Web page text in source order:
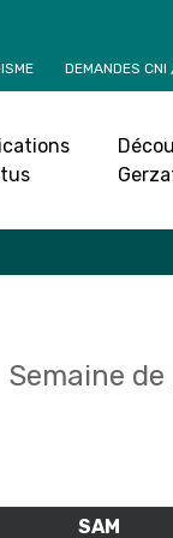
DEMANDES
Semaine
VENDREDISAM